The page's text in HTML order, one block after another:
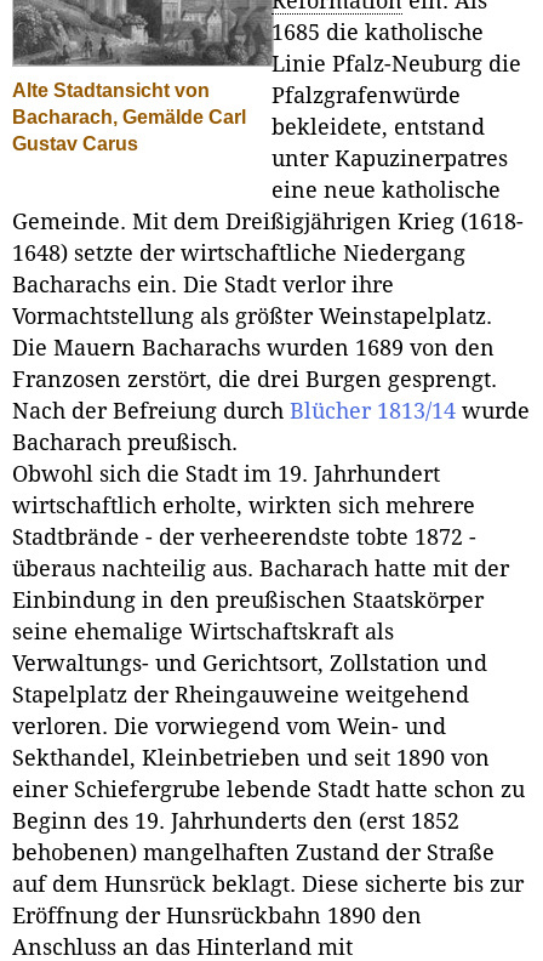
Alte Stadtansicht von
Bacharach, Gemälde Carl
Gustav Carus
1685 die katholische
Linie Pfalz-Neuburg die
Pfalzgrafenwürde
bekleidete, entstand
unter Kapuzinerpatres
eine neue katholische
Gemeinde. Mit dem Dreißigjährigen Krieg (1618-
1648) setzte der wirtschaftliche Niedergang
Bacharachs ein. Die Stadt verlor ihre
Vormachtstellung als größter Weinstapelplatz.
Die Mauern Bacharachs wurden 1689 von den
Franzosen zerstört, die drei Burgen gesprengt.
Nach der Befreiung durch Blücher 1813/14 wurde
Bacharach preußisch.
Obwohl sich die Stadt im 19. Jahrhundert
wirtschaftlich erholte, wirkten sich mehrere
Stadtbrände - der verheerendste tobte 1872 -
überaus nachteilig aus. Bacharach hatte mit der
Einbindung in den preußischen Staatskörper
seine ehemalige Wirtschaftskraft als
Verwaltungs- und Gerichtsort, Zollstation und
Stapelplatz der Rheingauweine weitgehend
verloren. Die vorwiegend vom Wein- und
Sekthandel, Kleinbetrieben und seit 1890 von
einer Schiefergrube lebende Stadt hatte schon zu
Beginn des 19. Jahrhunderts den (erst 1852
behobenen) mangelhaften Zustand der Straße
auf dem Hunsrück beklagt. Diese sicherte bis zur
Eröffnung der Hunsrückbahn 1890 den
Anschluss an das Hinterland mit